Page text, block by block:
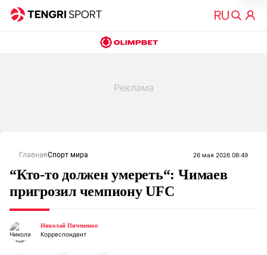
ГлавнаяСпорт мира 26 мая 2026 08:49
“Кто-то должен умереть“: Чимаев
пригрозил чемпиону UFC
Николай Пичененко
Корреспондент